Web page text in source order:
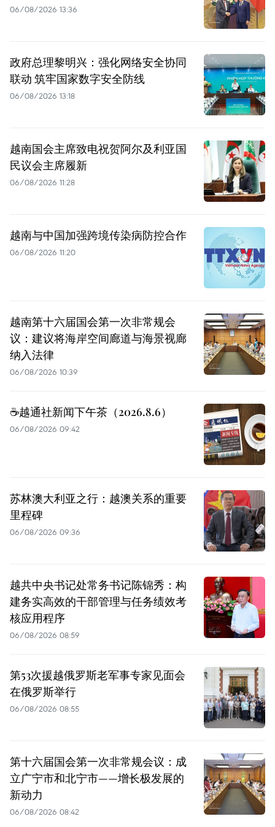
06/08/2026 13:36
政府总理黎明兴：强化网络安全协同
联动 筑牢国家数字安全防线
06/08/2026 13:18
越南国会主席致电祝贺阿尔及利亚国
民议会主席履新
06/08/2026 11:28
越南与中国加强跨境传染病防控合作
06/08/2026 11:20
越南第十六届国会第一次非常规会
议：建议将海岸空间廊道与海景视廊
纳入法律
06/08/2026 10:39
☕️越通社新闻下午茶（2026.8.6）
06/08/2026 09:42
苏林澳大利亚之行：越澳关系的重要
里程碑
06/08/2026 09:36
越共中央书记处常务书记陈锦秀：构
建务实高效的干部管理与任务绩效考
核应用程序
06/08/2026 08:59
第53次援越俄罗斯老军事专家见面会
在俄罗斯举行
06/08/2026 08:55
第十六届国会第一次非常规会议：成
立广宁市和北宁市——增长极发展的
新动力
06/08/2026 08:42